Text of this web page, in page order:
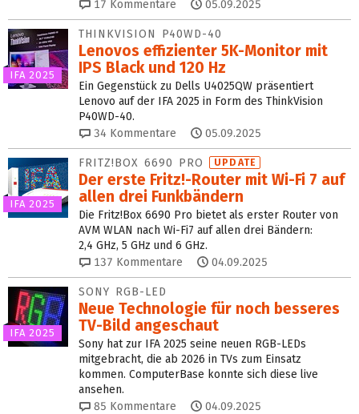
17 Kommentare 05.09.2025
IFA 2025
THINKVISION P40WD-40
Lenovos effizienter 5K-Monitor mit
IPS Black und 120 Hz
Ein Gegenstück zu Dells U4025QW präsentiert
Lenovo auf der IFA 2025 in Form des ThinkVision
P40WD-40.
34 Kommentare 05.09.2025
IFA 2025
FRITZ!BOX 6690 PRO UPDATE
Der erste Fritz!-Router mit Wi-Fi 7 auf
allen drei Funkbändern
Die Fritz!Box 6690 Pro bietet als erster Router von
AVM WLAN nach Wi-Fi7 auf allen drei Bändern:
2,4 GHz, 5 GHz und 6 GHz.
137 Kommentare 04.09.2025
IFA 2025
SONY RGB-LED
Neue Technologie für noch besseres
TV-Bild angeschaut
Sony hat zur IFA 2025 seine neuen RGB-LEDs
mitgebracht, die ab 2026 in TVs zum Einsatz
kommen. ComputerBase konnte sich diese live
ansehen.
85 Kommentare 04.09.2025